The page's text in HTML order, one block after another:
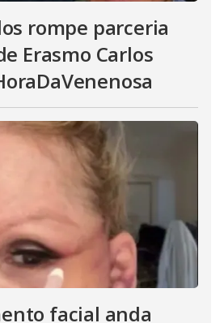
rompe parceria
Erasmo Carlos
facial anda